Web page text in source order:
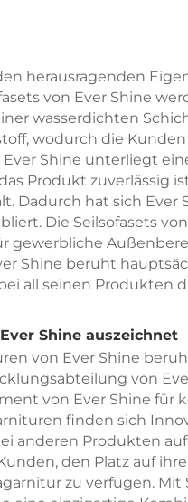
herausragenden
von Ever Shine
wasserdichten
wodurch die
Shine unterliegt
Produkt zuverlässig
Dadurch hat sich Ever
Die Seilsofasets
gewerbliche
Shine beruht
all seinen Produkten
Shine auszeichnet
von Ever Shine
von
von Ever Shine für
finden sich
anderen Produkten
den Platz auf
zu verfügen. Mit